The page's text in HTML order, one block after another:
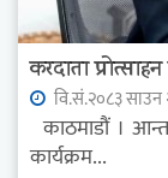
करदाता
वि.सं.२०८३ साउन
काठमाडौं ।
कार्यक्रम...